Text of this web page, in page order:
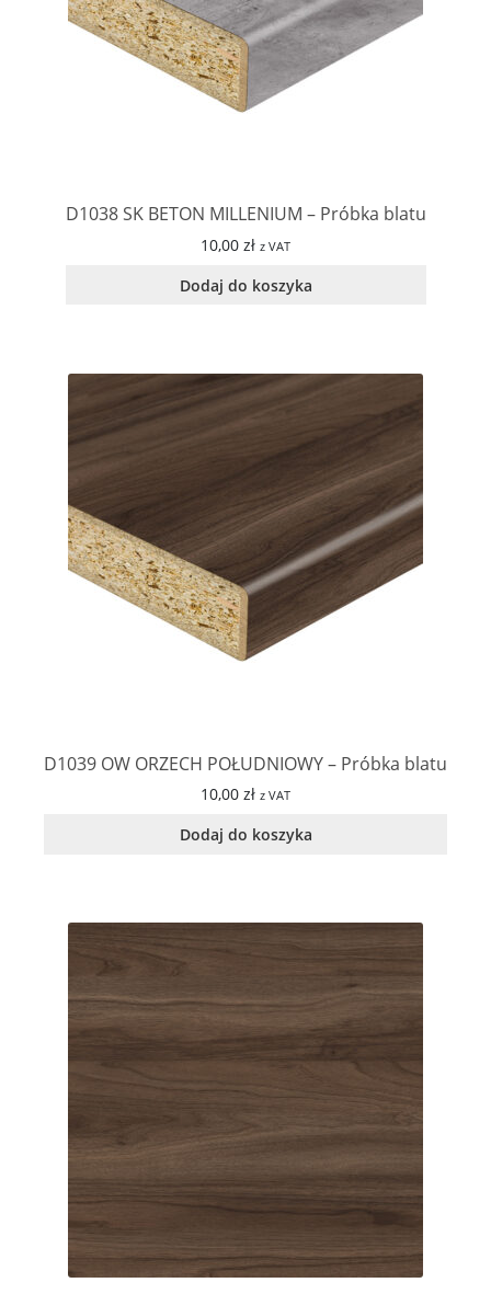
D1038 SK BETON MILLENIUM – Próbka blatu
10,00 zł z VAT
Dodaj do koszyka
D1039 OW ORZECH POŁUDNIOWY – Próbka blatu
10,00 zł z VAT
Dodaj do koszyka